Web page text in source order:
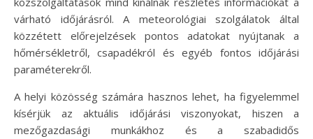
várható időjárásról. A meteorológiai szolgálatok által
közzétett előrejelzések pontos adatokat nyújtanak a
hőmérsékletről, csapadékról és egyéb fontos időjárási
paraméterekről.
A helyi közösség számára hasznos lehet, ha figyelemmel
kísérjük az aktuális időjárási viszonyokat, hiszen a
mezőgazdasági munkákhoz és a szabadidős